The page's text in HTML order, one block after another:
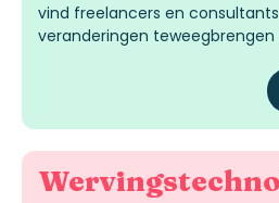
vind freelancers en
veranderingen teweegbrengen